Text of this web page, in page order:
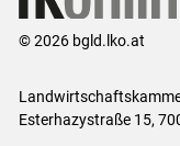
© 2026 bgld.lko.at
Esterhazystraße 15,